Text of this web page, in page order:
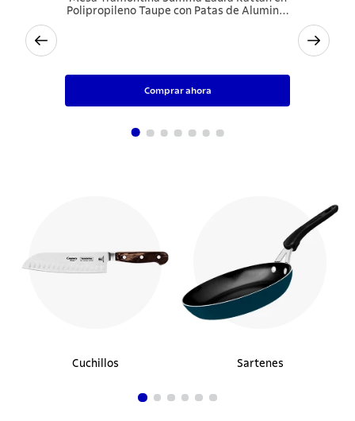
Polipropileno Taupe con Patas de Aluminio
Anodizado
$225.990
Comprar ahora